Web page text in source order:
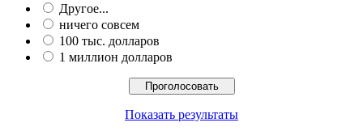
Другое...
ничего совсем
100 тыс. долларов
1 миллион долларов
Показать результаты